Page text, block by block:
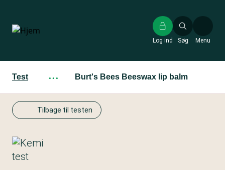
hovedindhold
Søg
Log ind Menu
Test ··· Burt's Bees Beeswax lip balm
Tilbage til testen